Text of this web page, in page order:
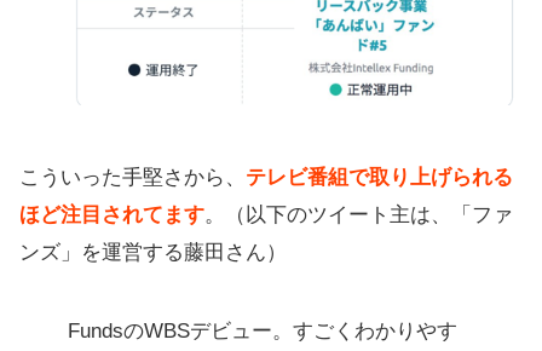
こういった手堅さから、 テレビ番組で取り上げられる
ほど注目されてます。（以下のツイート主は、「ファ
ンズ」を運営する藤田さん）
FundsのWBSデビュー。すごくわかりやす